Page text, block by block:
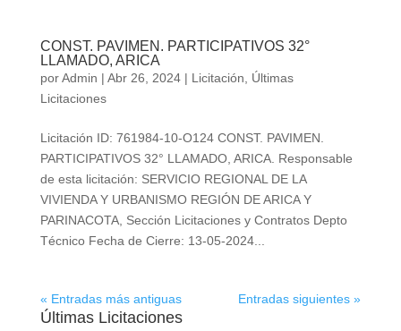
CONST. PAVIMEN. PARTICIPATIVOS 32°
LLAMADO, ARICA
porAdmin | Abr 26, 2024| Licitación
Últimas
Licitaciones
Licitación ID: 761984-10-O124 CONST. PAVIMEN.
PARTICIPATIVOS 32° LLAMADO, ARICA. Responsable
de esta licitación: SERVICIO REGIONAL DE LA
VIVIENDA Y URBANISMO REGIÓN DE ARICA Y
PARINACOTA, Sección Licitaciones y Contratos Depto
Técnico Fecha de Cierre: 13-05-2024...
« Entradas más antiguas Entradas siguientes »
Últimas Licitaciones